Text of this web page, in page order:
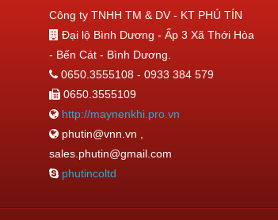
Công ty TNHH TM & DV - KT PHÚ TÍN
Đại lộ Bình Dương - Ấp 3 Xã Thới Hòa
- Bến Cát - Bình Dương.
0650.3555108 - 0933 384 579
0650.3555109
http://maynenkhi.pro.vn
phutin@vnn.vn ,
sales.phutin@gmail.com
phutincoltd